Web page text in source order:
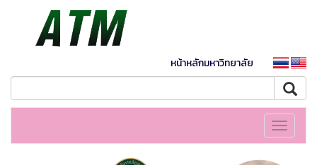
หน้าหลักมหาวิทยาลัย
Toggle